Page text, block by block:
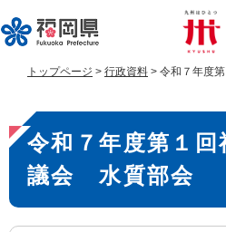
ー
ジ
で
す
ニ
ュ
ば
し
文
トップページ > 行政資料 > 令和７年度
本
文
令和７年度第１
議会 水質部会